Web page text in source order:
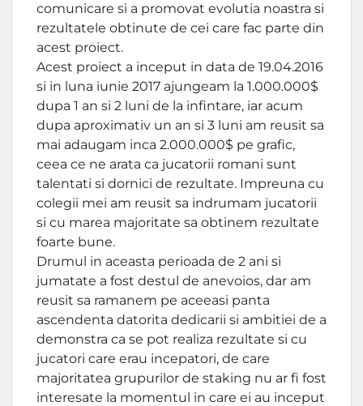
comunicare si a promovat evolutia noastra si
rezultatele obtinute de cei care fac parte din
acest proiect.
Acest proiect a inceput in data de 19.04.2016
si in luna iunie 2017 ajungeam la 1.000.000$
dupa 1 an si 2 luni de la infintare, iar acum
dupa aproximativ un an si 3 luni am reusit sa
mai adaugam inca 2.000.000$ pe grafic,
ceea ce ne arata ca jucatorii romani sunt
talentati si dornici de rezultate. Impreuna cu
colegii mei am reusit sa indrumam jucatorii
si cu marea majoritate sa obtinem rezultate
foarte bune.
Drumul in aceasta perioada de 2 ani si
jumatate a fost destul de anevoios, dar am
reusit sa ramanem pe aceeasi panta
ascendenta datorita dedicarii si ambitiei de a
demonstra ca se pot realiza rezultate si cu
jucatori care erau incepatori, de care
majoritatea grupurilor de staking nu ar fi fost
interesate la momentul in care ei au inceput